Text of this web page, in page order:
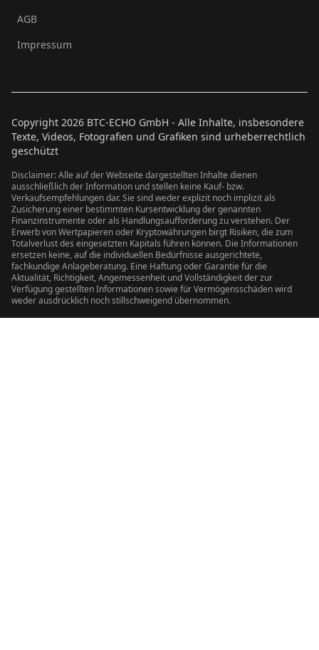
AGB
Impressum
Copyright 2026 BTC-ECHO GmbH - Alle Inhalte, insbesondere
Texte, Videos, Fotografien und Grafiken sind urheberrechtlich
geschützt
Disclaimer: Alle auf der Webseite dargestellten Inhalte dienen
ausschließlich der Information und stellen keine Kauf- bzw.
Verkaufsempfehlungen dar. Sie sind weder explizit noch implizit als
Zusicherung einer bestimmten Kursentwicklung der genannten
Finanzinstrumente oder als Handlungsaufforderung zu verstehen. Der
Erwerb von Wertpapieren oder Kryptowährungen birgt Risiken, die zum
Totalverlust des eingesetzten Kapitals führen können. Die Informationen
ersetzen keine, auf die individuellen Bedürfnisse ausgerichtete,
fachkundige Anlageberatung. Eine Haftung oder Garantie für die
Aktualität, Richtigkeit, Angemessenheit und Vollständigkeit der zur
Verfügung gestellten Informationen sowie für Vermögensschäden wird
weder ausdrücklich noch stillschweigend übernommen.